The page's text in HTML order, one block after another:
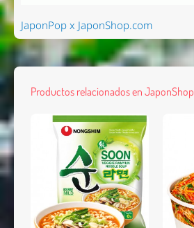
JaponPop x JaponShop.com
Productos relacionados en JaponShop